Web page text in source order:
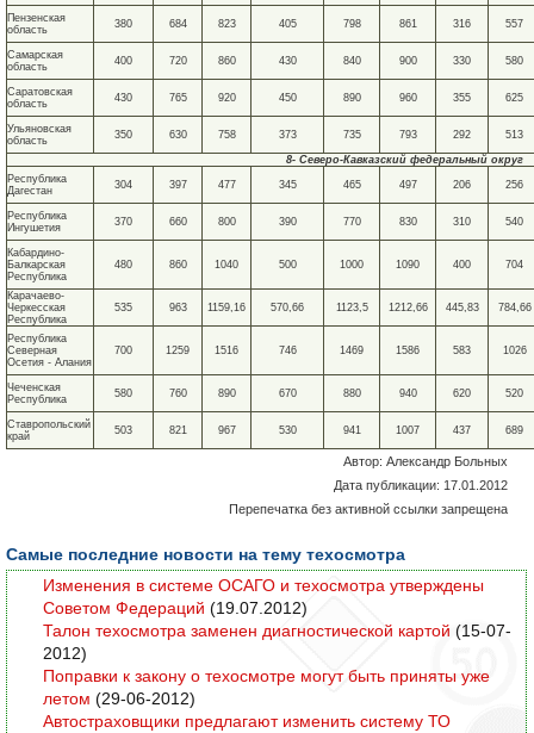
Пензенская
область
380 684 823 405 798 861 316 557
Самарская
область
400 720 860 430 840 900 330 580
Саратовская
область
430 765 920 450 890 960 355 625
Ульяновская
область
350 630 758 373 735 793 292 513
8- Северо-Кавказский федеральный округ
Республика
Дагестан
304 397 477 345 465 497 206 256
Республика
Ингушетия
370 660 800 390 770 830 310 540
Кабардино-
Балкарская
Республика
480 860 1040 500 1000 1090 400 704
Карачаево-
Черкесская
Республика
535 963 1159,16 570,66 1123,5 1212,66 445,83 784,66
Республика
Северная
Осетия - Алания
700 1259 1516 746 1469 1586 583 1026
Чеченская
Республика
580 760 890 670 880 940 620 520
Ставропольский
край
503 821 967 530 941 1007 437 689
Автор: Александр Больных
Дата публикации: 17.01.2012
Перепечатка без активной ссылки запрещена
Самые последние новости на тему техосмотра
Изменения в системе ОСАГО и техосмотра утверждены
Советом Федераций (19.07.2012)
Талон техосмотра заменен диагностической картой (15-07-
2012)
Поправки к закону о техосмотре могут быть приняты уже
летом (29-06-2012)
Автостраховщики предлагают изменить систему ТО